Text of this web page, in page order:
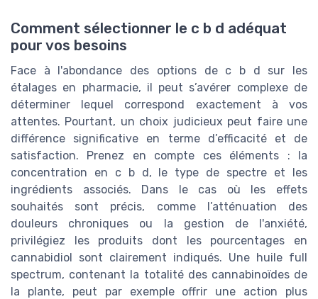
Comment sélectionner le c b d adéquat
pour vos besoins
Face à l'abondance des options de c b d sur les
étalages en pharmacie, il peut s’avérer complexe de
déterminer lequel correspond exactement à vos
attentes. Pourtant, un choix judicieux peut faire une
différence significative en terme d’efficacité et de
satisfaction. Prenez en compte ces éléments : la
concentration en c b d, le type de spectre et les
ingrédients associés. Dans le cas où les effets
souhaités sont précis, comme l’atténuation des
douleurs chroniques ou la gestion de l'anxiété,
privilégiez les produits dont les pourcentages en
cannabidiol sont clairement indiqués. Une huile full
spectrum, contenant la totalité des cannabinoïdes de
la plante, peut par exemple offrir une action plus